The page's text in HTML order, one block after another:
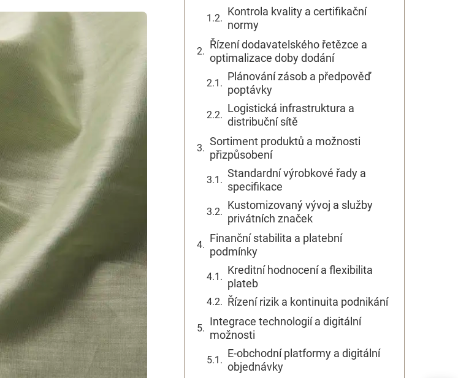
Kontrola kvality a certifikační
normy
Řízení dodavatelského řetězce a
optimalizace doby dodání
Plánování zásob a předpověď
poptávky
Logistická infrastruktura a
distribuční sítě
Sortiment produktů a možnosti
přizpůsobení
Standardní výrobkové řady a
specifikace
Kustomizovaný vývoj a služby
privátních značek
Finanční stabilita a platební
podmínky
Kreditní hodnocení a flexibilita
plateb
Řízení rizik a kontinuita podnikání
Integrace technologií a digitální
možnosti
E-obchodní platformy a digitální
objednávky